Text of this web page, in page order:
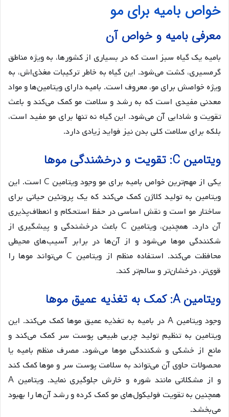
خواص بامیه برای مو
معرفی بامیه و خواص آن
بامیه یک گیاه سبز است که در بسیاری از کشورها، به ویژه مناطق
گرمسیری، کشت می‌شود. این گیاه به خاطر ترکیبات مغذی‌اش، به
ویژه خواصش برای مو، معروف است. بامیه دارای ویتامین‌ها و مواد
معدنی مفیدی است که به رشد و سلامت مو کمک می‌کند و باعث
تقویت و شادابی آن می‌شود. این گیاه نه تنها برای مو مفید است،
بلکه برای سلامت کلی بدن نیز فواید زیادی دارد.
ویتامین C: تقویت و درخشندگی موها
یکی از مهم‌ترین خواص بامیه برای مو وجود ویتامین C است. این
ویتامین به تولید کلاژن کمک می‌کند که یک پروتئین حیاتی برای
ساختار مو است و نقش اساسی در حفظ استحکام و انعطاف‌پذیری
آن دارد. همچنین، ویتامین C باعث درخشندگی و پیشگیری از
شکنندگی موها می‌شود و از آن‌ها در برابر آسیب‌های محیطی
محافظت می‌کند. استفاده منظم از ویتامین C می‌تواند موها را
قوی‌تر، درخشان‌تر و سالم‌تر کند.
ویتامین A: کمک به تغذیه عمیق موها
وجود ویتامین A در بامیه به تغذیه عمیق موها کمک می‌کند. این
ویتامین به تنظیم تولید چربی طبیعی پوست سر کمک می‌کند و
مانع از خشکی و شکنندگی موها می‌شود. مصرف منظم بامیه یا
محصولات حاوی آن می‌تواند به سلامت پوست سر و موها کمک کند
و از مشکلاتی مانند شوره و خارش جلوگیری نماید. ویتامین A
همچنین به تقویت فولیکول‌های مو کمک کرده و رشد آن‌ها را بهبود
می‌بخشد.